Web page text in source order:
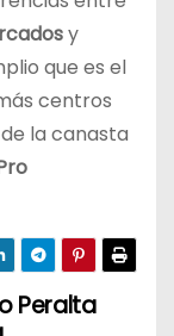
y
que es el
centros
la canasta
Peralta